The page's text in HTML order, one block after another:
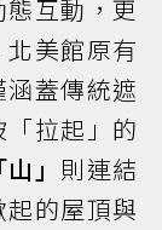
互動，更
美館原有
涵蓋傳統遮
拉起」的
「山」 則連結
的屋頂與